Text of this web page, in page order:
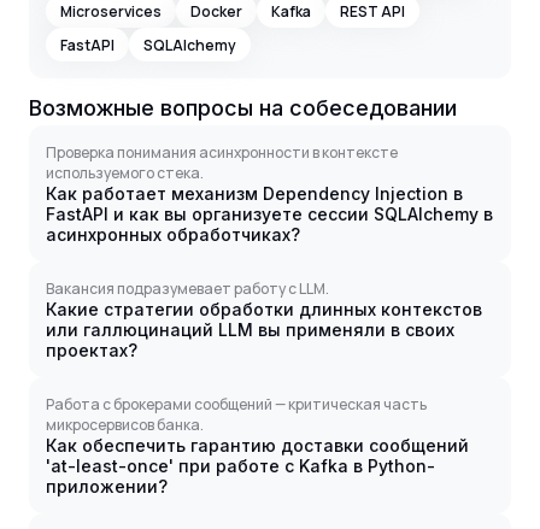
Microservices
Docker Kafka
REST API
FastAPI
SQLAlchemy
Возможные вопросы на собеседовании
Проверка понимания асинхронности в контексте
используемого стека.
Как работает механизм Dependency Injection в
FastAPI и как вы организуете сессии SQLAlchemy в
асинхронных обработчиках?
Вакансия подразумевает работу с LLM.
Какие стратегии обработки длинных контекстов
или галлюцинаций LLM вы применяли в своих
проектах?
Работа с брокерами сообщений — критическая часть
микросервисов банка.
Как обеспечить гарантию доставки сообщений
'at-least-once' при работе с Kafka в Python-
приложении?